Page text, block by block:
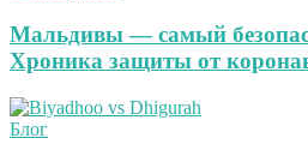
Мальдивы — самый
Хроника защиты от
Блог